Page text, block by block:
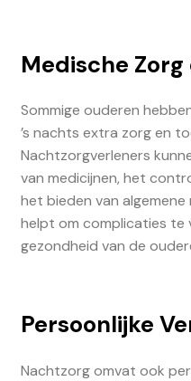
Medische
Sommige ouderen
’s nachts extra zorg en
Nachtzorgverleners
van medicijnen, het
het bieden van
helpt om complicaties te
gezondheid van de
Persoonlijke
Nachtzorg omvat ook